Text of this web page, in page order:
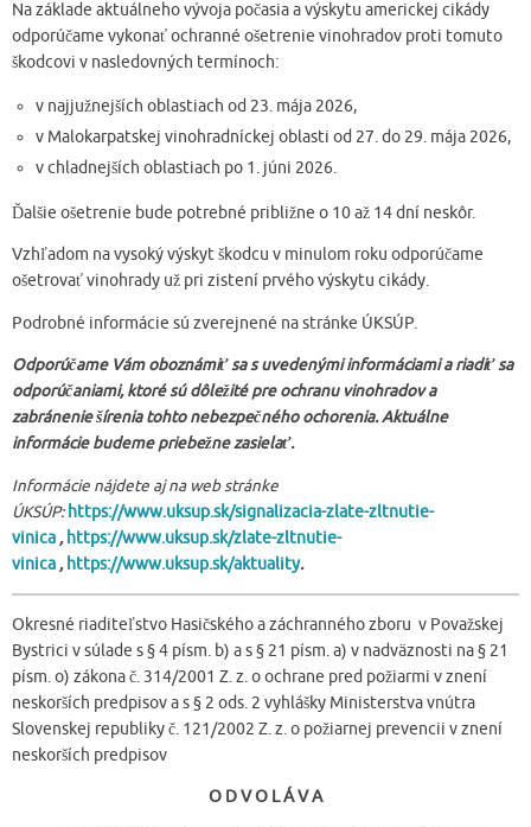
Na základe aktuálneho vývoja počasia a výskytu americkej cikády
odporúčame vykonať ochranné ošetrenie vinohradov proti tomuto
škodcovi v nasledovných termínoch:
v najjužnejších oblastiach od 23. mája 2026,
v Malokarpatskej vinohradníckej oblasti od 27. do 29. mája 2026,
v chladnejších oblastiach po 1. júni 2026.
Ďalšie ošetrenie bude potrebné približne o 10 až 14 dní neskôr.
Vzhľadom na vysoký výskyt škodcu v minulom roku odporúčame
ošetrovať vinohrady už pri zistení prvého výskytu cikády.
Podrobné informácie sú zverejnené na stránke ÚKSÚP.
Odporúčame Vám oboznámiť sa s uvedenými informáciami a riadiť sa
odporúčaniami, ktoré sú dôležité pre ochranu vinohradov a
zabránenie šírenia tohto nebezpečného ochorenia. Aktuálne
informácie budeme priebežne zasielať.
Informácie nájdete aj na web stránke
ÚKSÚP: https://www.uksup.sk/signalizacia-zlate-zltnutie-
vinica , https://www.uksup.sk/zlate-zltnutie-
vinica , https://www.uksup.sk/aktuality.
Okresné riaditeľstvo Hasičského a záchranného zboru v Považskej
Bystrici v súlade s § 4 písm. b) a s § 21 písm. a) v nadväznosti na § 21
písm. o) zákona č. 314/2001 Z. z. o ochrane pred požiarmi v znení
neskorších predpisov a s § 2 ods. 2 vyhlášky Ministerstva vnútra
Slovenskej republiky č. 121/2002 Z. z. o požiarnej prevencii v znení
neskorších predpisov
O D V O L Á V A